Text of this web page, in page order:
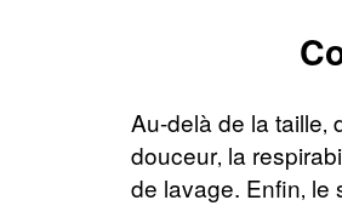
Au-delà de la taille‚
douceur‚ la
de lavage. Enfin‚ le